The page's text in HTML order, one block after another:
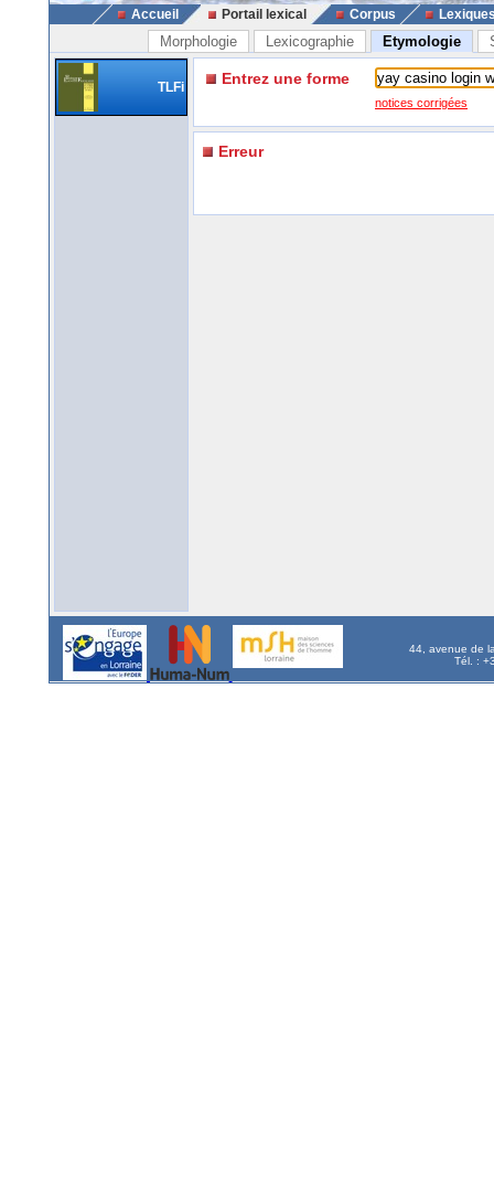
Accueil Portail lexical Corpus
Morphologie Lexicographie Etymologie
TLFi Entrez une forme
notices corrigées
Erreur
44, avenue de
Tél. :